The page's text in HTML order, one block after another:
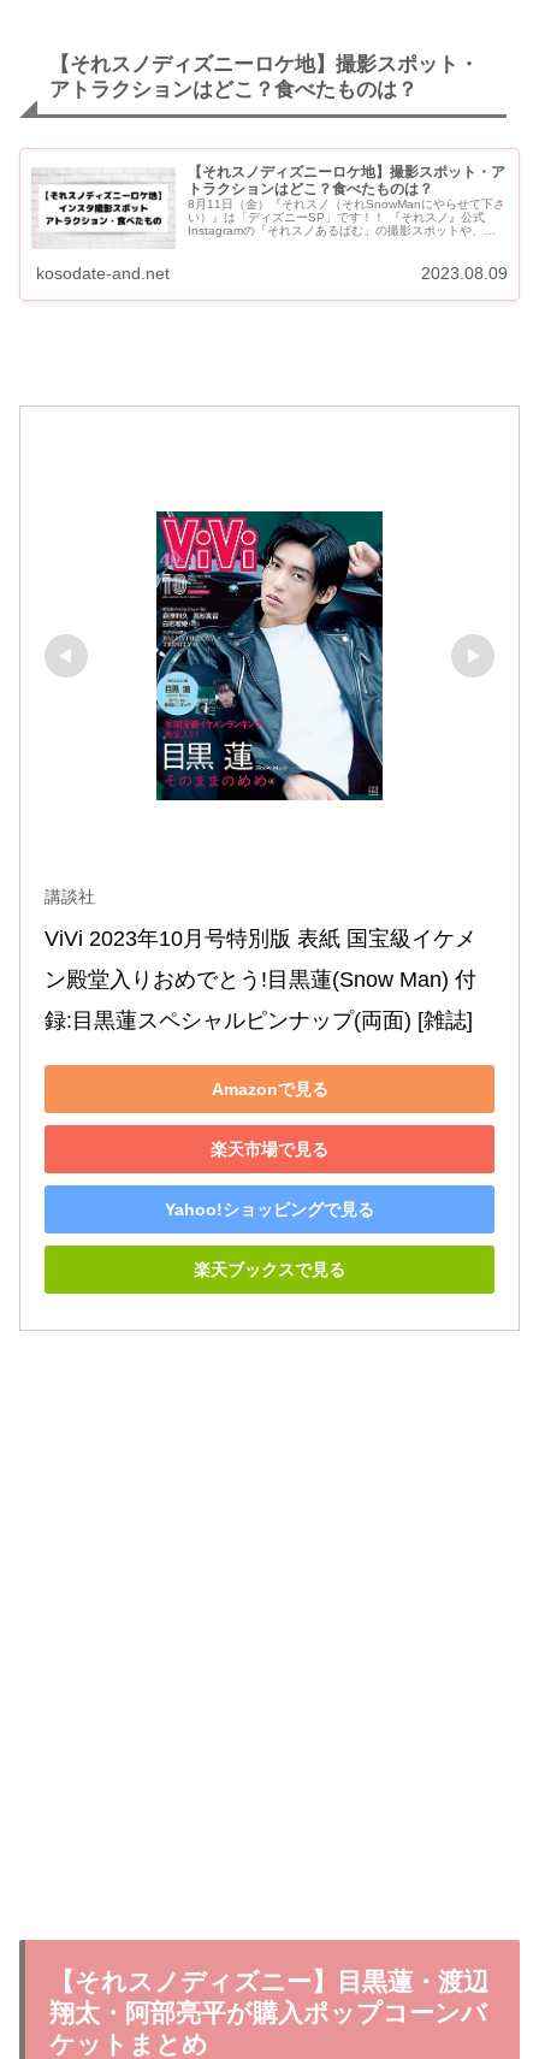
【それスノディズニーロケ地】撮影スポット・
アトラクションはどこ？食べたものは？
【それスノディズニーロケ地】撮影スポット・ア
トラクションはどこ？食べたものは？
8月11日（金）『それスノ（それSnowManにやらせて下さ
い）』は「ディズニーSP」です！！ 『それスノ』公式
Instagramの「それスノあるばむ」の撮影スポットや、
kosodate-and.net 2023.08.09
講談社
ViVi 2023年10月号特別版 表紙 国宝級イケメ
ン殿堂入りおめでとう!目黒蓮(Snow Man) 付
録:目黒蓮スペシャルピンナップ(両面) [雑誌]
Amazonで見る
楽天市場で見る
Yahoo!ショッピングで見る
楽天ブックスで見る
【それスノディズニー】目黒蓮・渡辺
翔太・阿部亮平が購入ポップコーンバ
ケットまとめ